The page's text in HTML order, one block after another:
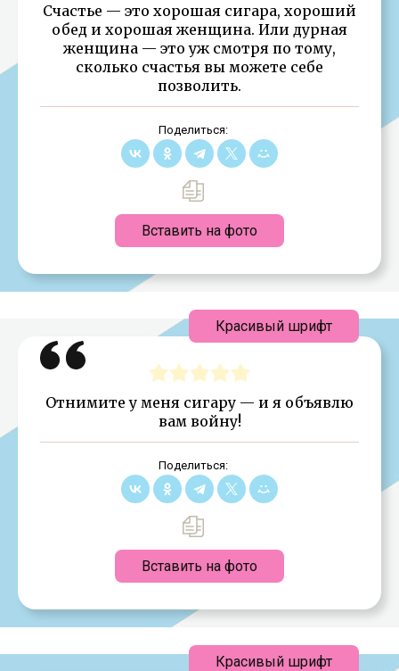
Счастье — это хорошая сигара, хороший
обед и хорошая женщина. Или дурная
женщина — это уж смотря по тому,
сколько счастья вы можете себе
позволить.
Поделиться:
Вставить на фото
Отнимите у меня сигару — и я объявлю
вам войну!
Поделиться:
Вставить на фото
Красивый шрифт
Красивый шрифт